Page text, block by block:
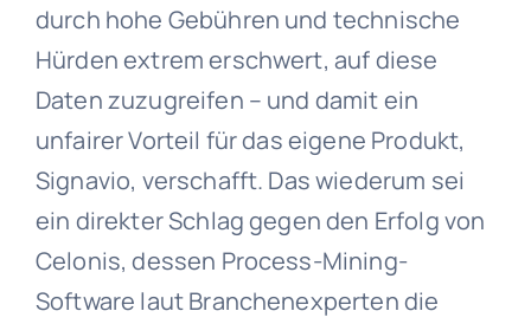
durch hohe Gebühren und technische
Hürden extrem erschwert, auf diese
Daten zuzugreifen – und damit ein
unfairer Vorteil für das eigene Produkt,
Signavio, verschafft. Das wiederum sei
ein direkter Schlag gegen den Erfolg von
Celonis, dessen Process-Mining-
Software laut Branchenexperten die